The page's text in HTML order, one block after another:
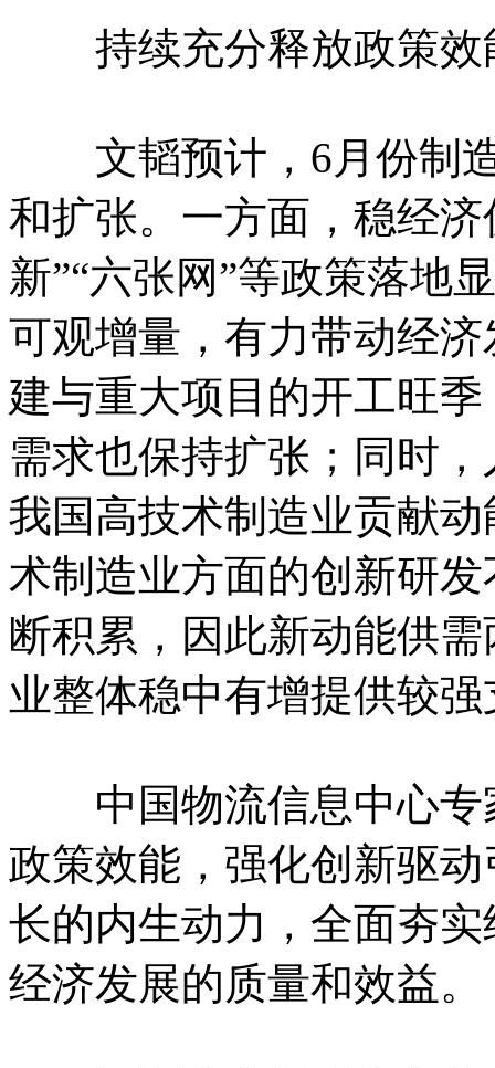
持续充分释放政策效
文韬预计，6月份制造
和扩张。一方面，稳经
新”“六张网”等政策落地
可观增量，有力带动经
建与重大项目的开工旺
需求也保持扩张；同时
我国高技术制造业贡献
术制造业方面的创新研
断积累，因此新动能供
业整体稳中有增提供较强
中国物流信息中心专
政策效能，强化创新驱
长的内生动力，全面夯
经济发展的质量和效益。